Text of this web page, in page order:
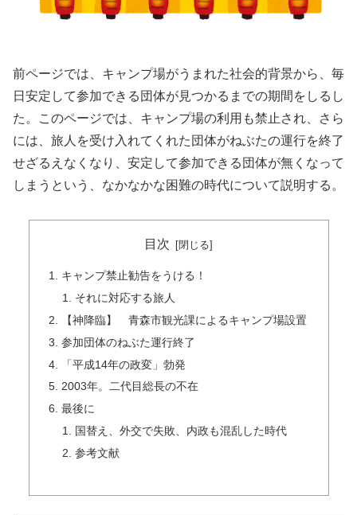
前ページでは、キャンプ場がうまれた社会的背景から、毎
日安定して参加できる団体が見つかるまでの期間をしるし
た。このページでは、キャンプ場の利用も禁止され、さら
には、旅人を受け入れてくれた団体がねぶたの運行を終了
せざるえなくなり、安定して参加できる団体が無くなって
しまうという、なかなかな困難の時代について説明する。
目次
キャンプ禁止勧告をうける！
それに対応する旅人
【神降臨】 青森市観光課によるキャンプ場設置
参加団体のねぶた運行終了
「平成14年の政変」勃発
2003年。二代目総長の不在
最後に
国替え、外交で失敗、内政も混乱した時代
参考文献